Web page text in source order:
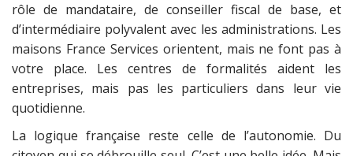
rôle de mandataire, de conseiller fiscal de base, et
d’intermédiaire polyvalent avec les administrations. Les
maisons France Services orientent, mais ne font pas à
votre place. Les centres de formalités aident les
entreprises, mais pas les particuliers dans leur vie
quotidienne.
La logique française reste celle de l’autonomie. Du